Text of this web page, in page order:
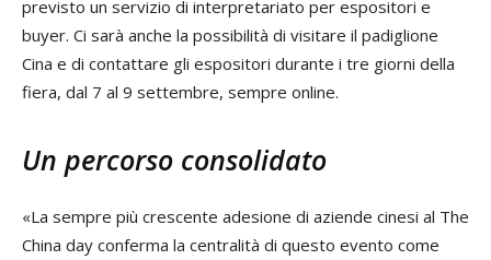
previsto un servizio di interpretariato per espositori e
buyer. Ci sarà anche la possibilità di visitare il padiglione
Cina e di contattare gli espositori durante i tre giorni della
fiera, dal 7 al 9 settembre, sempre online.
Un percorso consolidato
«La sempre più crescente adesione di aziende cinesi al The
China day conferma la centralità di questo evento come